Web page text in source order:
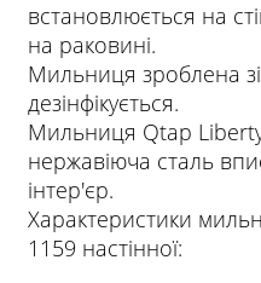
встановлюється на
на раковині.
Мильниця зроблена
дезінфікується.
Мильниця Qtap Liberty
нержавіюча сталь
інтер'єр.
Характеристики
1159 настінної: